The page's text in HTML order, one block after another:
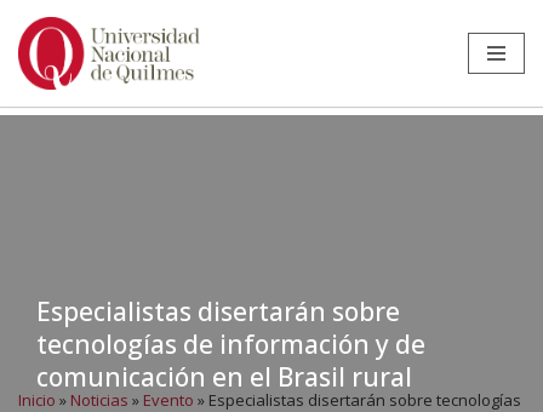
Ir
Especialistas disertarán sobre
tecnologías de información y de
comunicación en el Brasil rural
Inicio » Noticias » Evento » Especialistas disertarán sobre tecnologías